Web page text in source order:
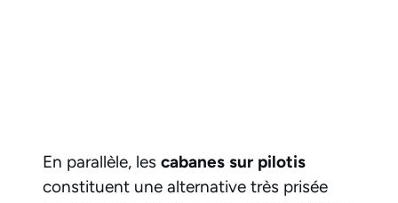
En parallèle, les cabanes sur pilotis
constituent une alternative très prisée